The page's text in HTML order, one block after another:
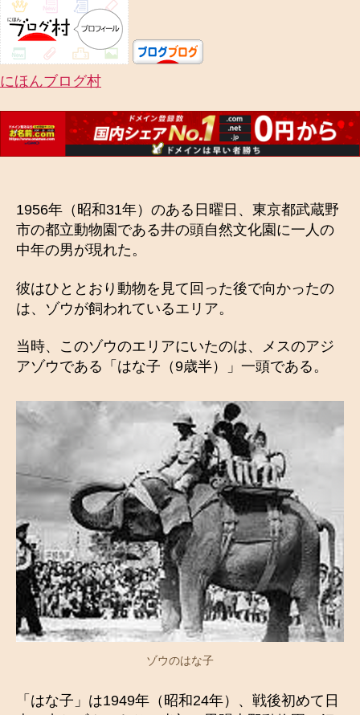
にほんブログ村
1956年（昭和31年）のある日曜日、東京都武蔵野
市の都立動物園である井の頭自然文化園に一人の
中年の男が現れた。
彼はひととおり動物を見て回った後で向かったの
は、ゾウが飼われているエリア。
当時、このゾウのエリアにいたのは、メスのアジ
アゾウである「はな子（9歳半）」一頭である。
ゾウのはな子
「はな子」は1949年（昭和24年）、戦後初めて日